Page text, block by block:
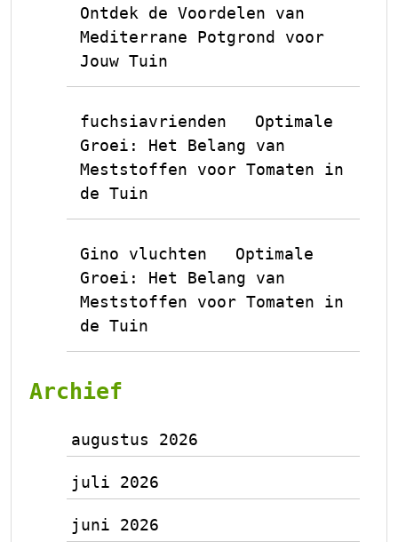
Ontdek de Voordelen van
Mediterrane Potgrond voor
Jouw Tuin
fuchsiavrienden
Optimale
Groei: Het Belang van
Meststoffen voor Tomaten in
de Tuin
Gino vluchten
Optimale
Groei: Het Belang van
Meststoffen voor Tomaten in
de Tuin
Archief
augustus 2026
juli 2026
juni 2026